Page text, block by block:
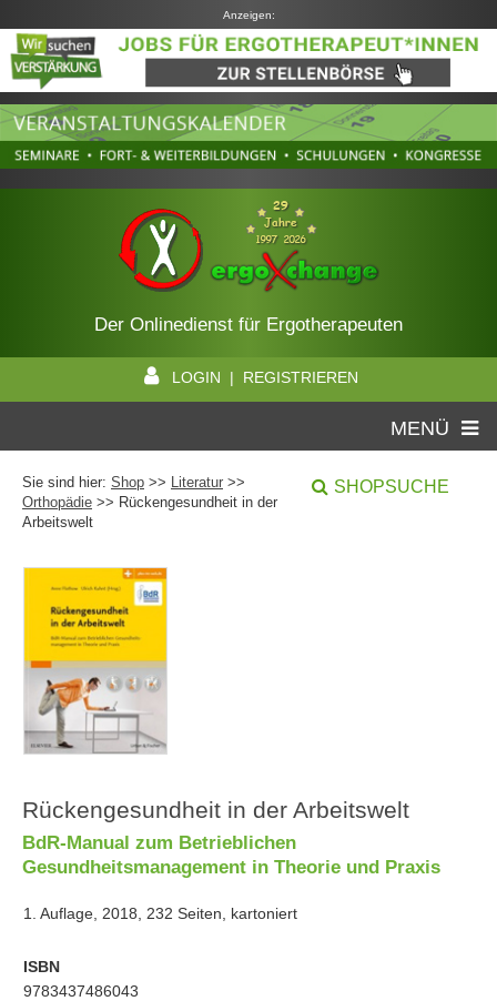
Anzeigen:
Der Onlinedienst für Ergotherapeuten
LOGIN | REGISTRIEREN
MENÜ
Sie sind hier: Shop >> Literatur >>
Orthopädie >> Rückengesundheit in der
Arbeitswelt
SHOPSUCHE
Rückengesundheit in der Arbeitswelt
BdR-Manual zum Betrieblichen
Gesundheitsmanagement in Theorie und Praxis
1. Auflage, 2018, 232 Seiten, kartoniert
ISBN
9783437486043